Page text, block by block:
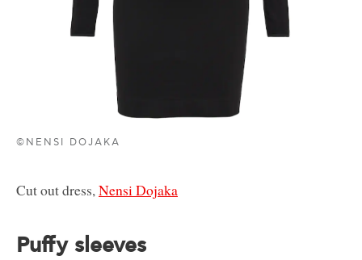
©NENSI DOJAKA
Cut out dress,Nensi Dojaka
Puffy sleeves